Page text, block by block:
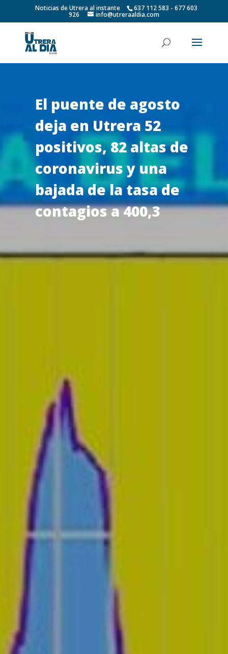
Noticias de Utrera al instante 637 112 583 - 677 603
926 info@utreraaldia.com
El puente de agosto
deja en Utrera 52
positivos, 82 altas de
coronavirus y una
bajada de la tasa de
contagios a 400,3